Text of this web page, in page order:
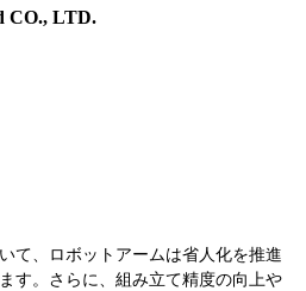
CO., LTD.
て、ロボットアームは省人化を推進
す。さらに、組み立て精度の向上や